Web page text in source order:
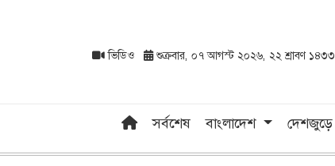
ভিডিও শুক্রবার, ০৭ আগস্ট ২০২৬, ২২ শ্রাবণ ১৪৩৩
সর্বশেষ বাংলাদেশ দেশজুড়ে